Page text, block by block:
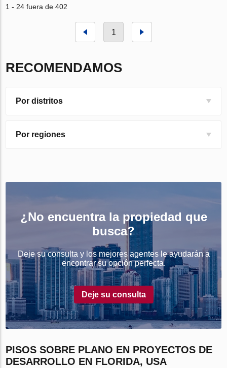
1 - 24 fuera de 402
1
RECOMENDAMOS
Por distritos
Por regiones
¿No encuentra la propiedad que
busca?
Deje su consulta y los mejores agentes le ayudarán a
encontrar su opción perfecta.
Deje su consulta
PISOS SOBRE PLANO EN PROYECTOS DE
DESARROLLO EN FLORIDA, USA